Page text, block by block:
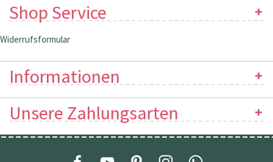
Shop Service
Widerrufsformular
Informationen
Unsere Zahlungsarten